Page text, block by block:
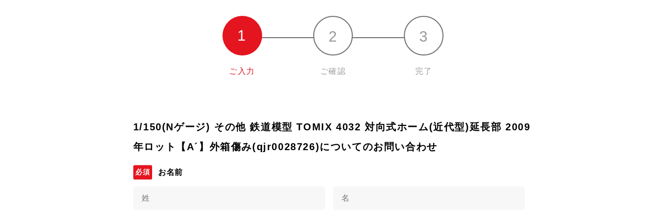
ご入力 ご確認 完了
1/150(Nゲージ) その他 鉄道模型 TOMIX 4032 対向式ホーム(近代型)延長部 2009
年ロット【A´】外箱傷み(qjr0028726)についてのお問い合わせ
お名前